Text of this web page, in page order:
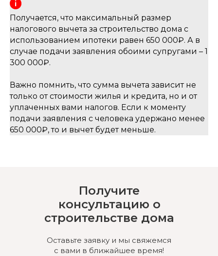
Получается, что максимальный размер
налогового вычета за строительство дома с
использованием ипотеки равен 650 000₽. А в
случае подачи заявления обоими супругами – 1
300 000₽.
Важно помнить, что сумма вычета зависит не
только от стоимости жилья и кредита, но и от
уплаченных вами налогов. Если к моменту
подачи заявления с человека удержано менее
650 000₽, то и вычет будет меньше.
Получите
консультацию о
строительстве дома
Оставьте заявку и мы свяжемся
с вами в ближайшее время!